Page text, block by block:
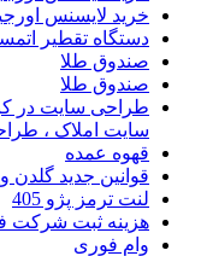
خرید لایسنس
دستگاه تقطیر
صندوق طلا
صندوق طلا
طراحی سایت در
سایت املاک ،
قهوه عمده
قوانین جدید گلدن
لنت ترمز پژو 405
هزینه ثبت شرکت
وام فوری